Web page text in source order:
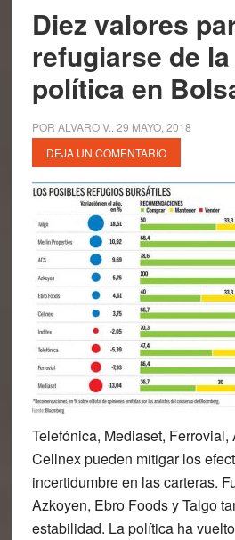
Diez valores
refugiarse de
política en
POR ALVARO V. 29 MAYO, 2018
DEJA UN COMENTARIO
Telefónica, Mediaset, Ferrovial,
Cellnex pueden mitigar los
incertidumbre en las carteras.
Azkoyen, Ebro Foods y Talgo
estabilidad. La política ha